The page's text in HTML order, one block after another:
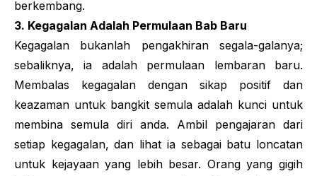
berkembang.
3. Kegagalan Adalah Permulaan Bab Baru
Kegagalan bukanlah pengakhiran segala-galanya;
sebaliknya, ia adalah permulaan lembaran baru.
Membalas kegagalan dengan sikap positif dan
keazaman untuk bangkit semula adalah kunci untuk
membina semula diri anda. Ambil pengajaran dari
setiap kegagalan, dan lihat ia sebagai batu loncatan
untuk kejayaan yang lebih besar. Orang yang gigih